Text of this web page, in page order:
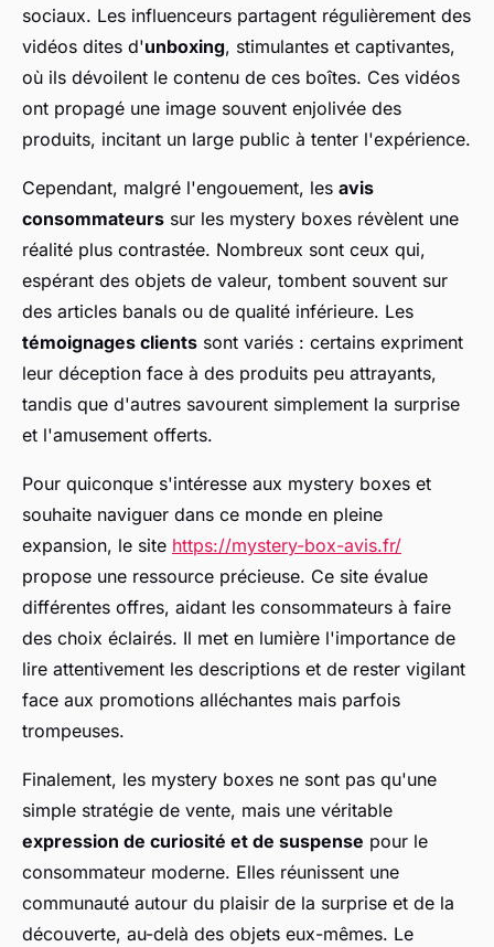
sociaux. Les influenceurs partagent régulièrement des
vidéos dites d'unboxing, stimulantes et captivantes,
où ils dévoilent le contenu de ces boîtes. Ces vidéos
ont propagé une image souvent enjolivée des
produits, incitant un large public à tenter l'expérience.
Cependant, malgré l'engouement, les avis
consommateurs sur les mystery boxes révèlent une
réalité plus contrastée. Nombreux sont ceux qui,
espérant des objets de valeur, tombent souvent sur
des articles banals ou de qualité inférieure. Les
témoignages clients sont variés : certains expriment
leur déception face à des produits peu attrayants,
tandis que d'autres savourent simplement la surprise
et l'amusement offerts.
Pour quiconque s'intéresse aux mystery boxes et
souhaite naviguer dans ce monde en pleine
expansion, le site https://mystery-box-avis.fr/
propose une ressource précieuse. Ce site évalue
différentes offres, aidant les consommateurs à faire
des choix éclairés. Il met en lumière l'importance de
lire attentivement les descriptions et de rester vigilant
face aux promotions alléchantes mais parfois
trompeuses.
Finalement, les mystery boxes ne sont pas qu'une
simple stratégie de vente, mais une véritable
expression de curiosité et de suspense pour le
consommateur moderne. Elles réunissent une
communauté autour du plaisir de la surprise et de la
découverte, au-delà des objets eux-mêmes. Le